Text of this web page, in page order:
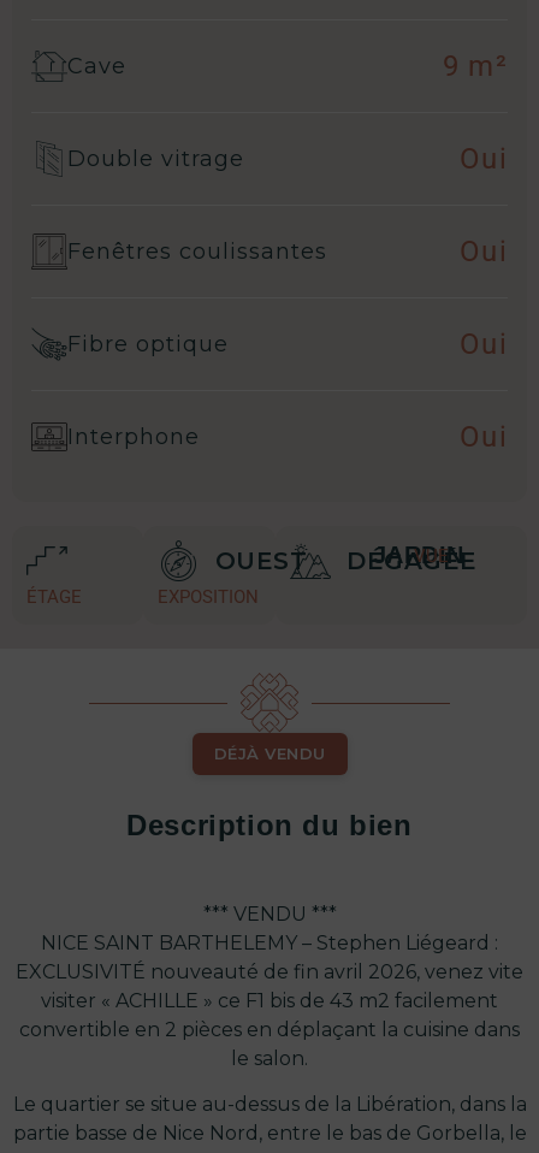
Cave 9 m²
Double vitrage Oui
Fenêtres coulissantes Oui
Fibre optique Oui
Interphone Oui
ÉTAGE
OUEST
EXPOSITION
DÉGAGÉE
JARDIN
VUE
DÉJÀ VENDU
Description du bien
*** VENDU ***
NICE SAINT BARTHELEMY – Stephen Liégeard :
EXCLUSIVITÉ nouveauté de fin avril 2026, venez vite
visiter « ACHILLE » ce F1 bis de 43 m2 facilement
convertible en 2 pièces en déplaçant la cuisine dans
le salon.
Le quartier se situe au-dessus de la Libération, dans la
partie basse de Nice Nord, entre le bas de Gorbella, le